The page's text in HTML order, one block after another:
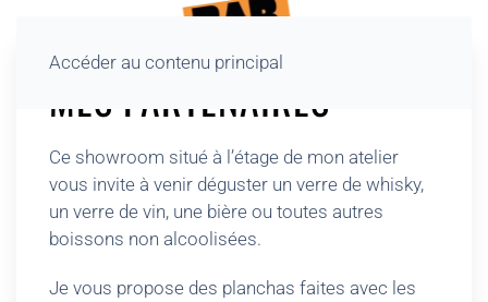
Accéder au contenu principal
MES PARTENAIRES
Ce showroom situé à l’étage de mon atelier
vous invite à venir déguster un verre de whisky,
un verre de vin, une bière ou toutes autres
boissons non alcoolisées.
Je vous propose des planchas faites avec les